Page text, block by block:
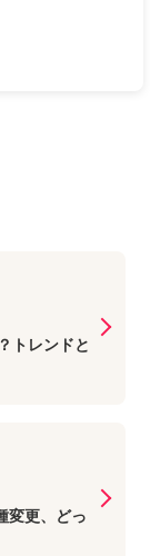
トレンドと
変更、どっ